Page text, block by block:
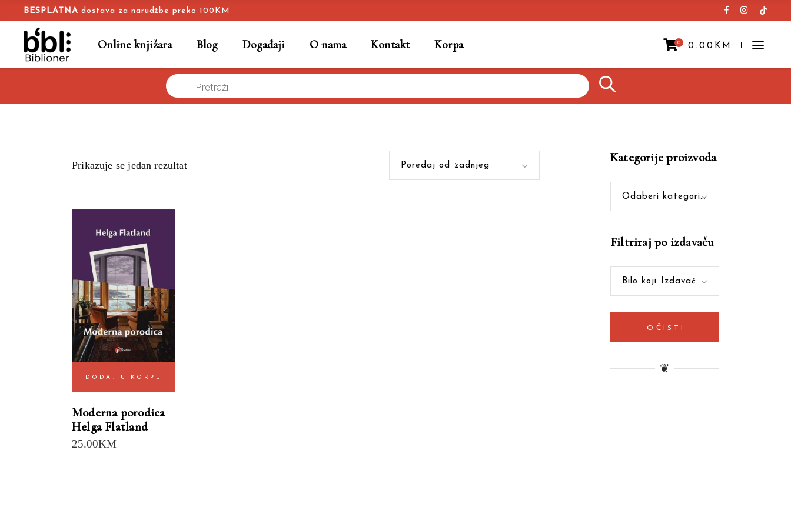
BESPLATNA dostava za narudžbe preko 100KM
Online knjižara Blog Događaji O nama Kontakt Korpa 0 0.00 KM
Prazna korpa.
savremeni porodični roman
Products
search
Prikazuje se jedan rezultat Poredaj od zadnjeg
DODAJ U KORPU
Moderna porodica
Helga Flatland
25.00KM
Kategorije proizvoda
Odaberi kategoriju
Filtriraj po izdavaču
Bilo koji Izdavač
OČISTI
❦